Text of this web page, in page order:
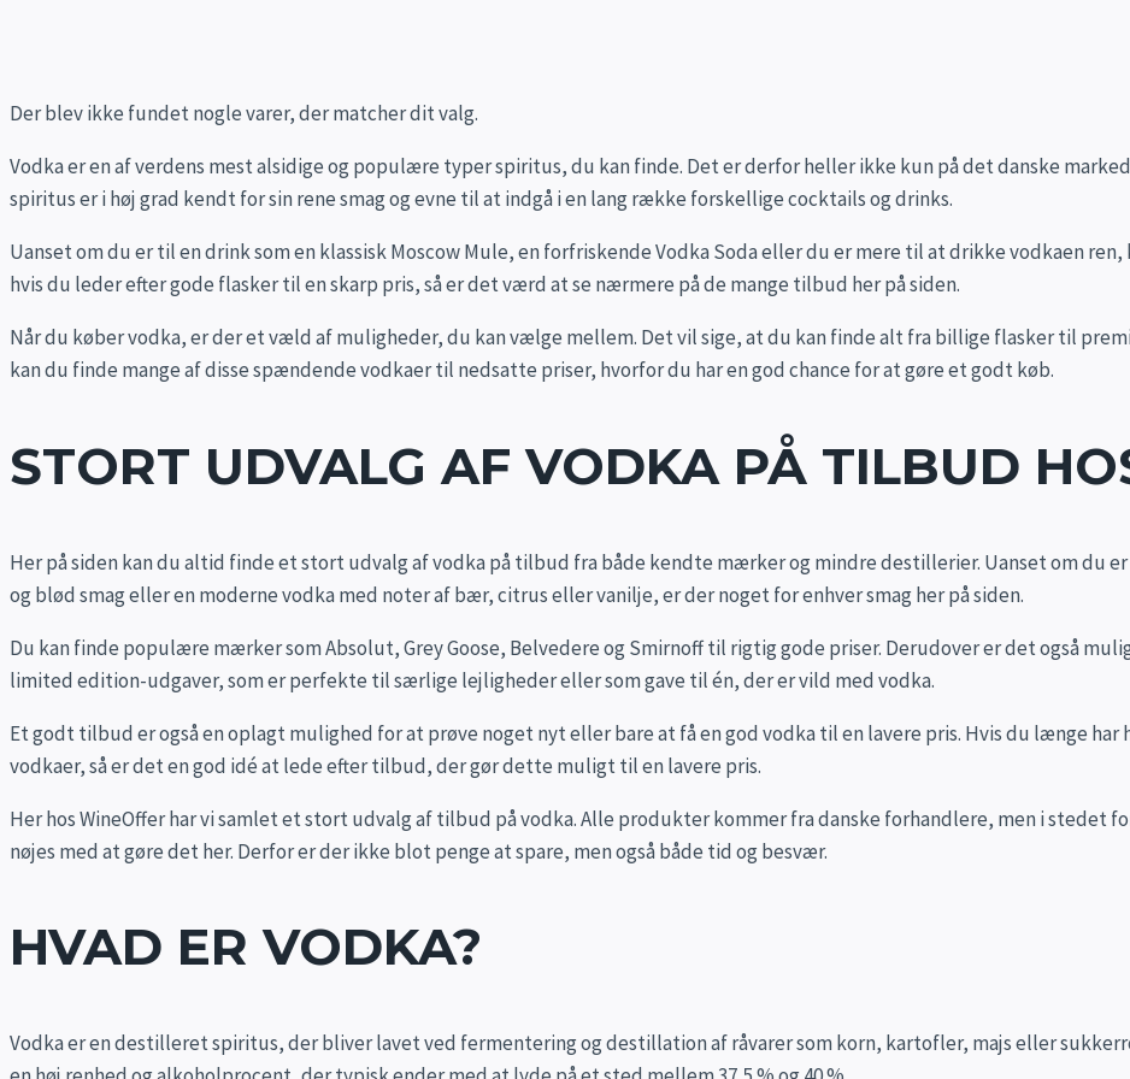
Der blev ikke fundet nogle varer, der matcher dit valg.
Vodka er en af verdens mest alsidige og populære typer spiritus, du kan finde. Det er derfor heller ikke kun på det danske
spiritus er i høj grad kendt for sin rene smag og evne til at indgå i en lang række forskellige cocktails og drinks.
Uanset om du er til en drink som en klassisk Moscow Mule, en forfriskende Vodka Soda eller du er mere til at drikke vodkaen
hvis du leder efter gode flasker til en skarp pris, så er det værd at se nærmere på de mange tilbud her på siden.
Når du køber vodka, er der et væld af muligheder, du kan vælge mellem. Det vil sige, at du kan finde alt fra billige flasker til
kan du finde mange af disse spændende vodkaer til nedsatte priser, hvorfor du har en god chance for at gøre et godt køb.
STORT UDVALG AF VODKA PÅ TILBUD
Her på siden kan du altid finde et stort udvalg af vodka på tilbud fra både kendte mærker og mindre destillerier. Uanset om du er
og blød smag eller en moderne vodka med noter af bær, citrus eller vanilje, er der noget for enhver smag her på siden.
Du kan finde populære mærker som Absolut, Grey Goose, Belvedere og Smirnoff til rigtig gode priser. Derudover er det også
limited edition-udgaver, som er perfekte til særlige lejligheder eller som gave til én, der er vild med vodka.
Et godt tilbud er også en oplagt mulighed for at prøve noget nyt eller bare at få en god vodka til en lavere pris. Hvis du længe har
vodkaer, så er det en god idé at lede efter tilbud, der gør dette muligt til en lavere pris.
Her hos WineOffer har vi samlet et stort udvalg af tilbud på vodka. Alle produkter kommer fra danske forhandlere, men i stedet
nøjes med at gøre det her. Derfor er der ikke blot penge at spare, men også både tid og besvær.
HVAD ER VODKA?
Vodka er en destilleret spiritus, der bliver lavet ved fermentering og destillation af råvarer som korn, kartofler, majs eller